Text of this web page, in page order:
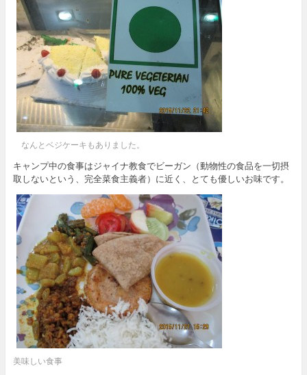
なんとベジケーキもありました。
キャンプ中の食事はジャイナ教食でビーガン（動物性の食品を一切摂
取しないという、完全菜食主義者）に近く、とても優しいお味です。
美味しい食事